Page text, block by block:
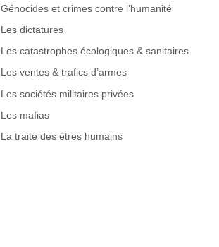
Génocides et crimes contre l’humanité
Les dictatures
Les catastrophes écologiques & sanitaires
Les ventes & trafics d’armes
Les sociétés militaires privées
Les mafias
La traite des êtres humains